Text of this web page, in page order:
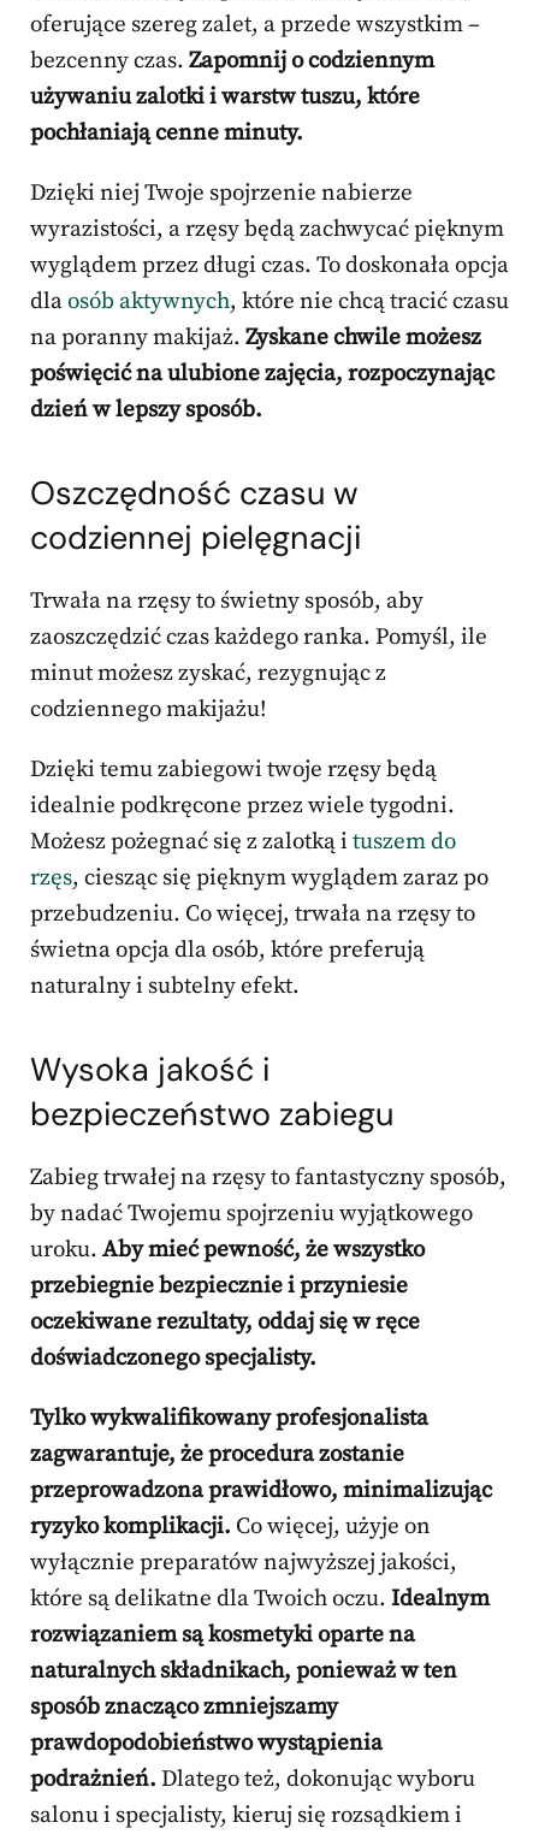
oferujące szereg zalet, a przede wszystkim –
bezcenny czas. Zapomnij o codziennym
używaniu zalotki i warstw tuszu, które
pochłaniają cenne minuty.
Dzięki niej Twoje spojrzenie nabierze
wyrazistości, a rzęsy będą zachwycać pięknym
wyglądem przez długi czas. To doskonała opcja
dlaosób aktywnych, które nie chcą tracić czasu
na poranny makijaż. Zyskane chwile możesz
poświęcić na ulubione zajęcia, rozpoczynając
dzień w lepszy sposób.
Oszczędność czasu w
codziennej pielęgnacji
Trwała na rzęsy to świetny sposób, aby
zaoszczędzić czas każdego ranka. Pomyśl, ile
minut możesz zyskać, rezygnując z
codziennego makijażu!
Dzięki temu zabiegowi twoje rzęsy będą
idealnie podkręcone przez wiele tygodni.
Możesz pożegnać się z zalotką i tuszem do
rzęs, ciesząc się pięknym wyglądem zaraz po
przebudzeniu. Co więcej, trwała na rzęsy to
świetna opcja dla osób, które preferują
naturalny i subtelny efekt.
Wysoka jakość i
bezpieczeństwo zabiegu
Zabieg trwałej na rzęsy to fantastyczny sposób,
by nadać Twojemu spojrzeniu wyjątkowego
uroku. Aby mieć pewność, że wszystko
przebiegnie bezpiecznie i przyniesie
oczekiwane rezultaty, oddaj się w ręce
doświadczonego specjalisty.
Tylko wykwalifikowany profesjonalista
zagwarantuje, że procedura zostanie
przeprowadzona prawidłowo, minimalizując
ryzyko komplikacji. Co więcej, użyje on
wyłącznie preparatów najwyższej jakości,
które są delikatne dla Twoich oczu. Idealnym
rozwiązaniem są kosmetyki oparte na
naturalnych składnikach, ponieważ w ten
sposób znacząco zmniejszamy
prawdopodobieństwo wystąpienia
podrażnień. Dlatego też, dokonując wyboru
salonu i specjalisty, kieruj się rozsądkiem i